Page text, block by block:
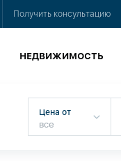
Получить консультацию
НЕДВИЖИМОСТЬ
Цена от